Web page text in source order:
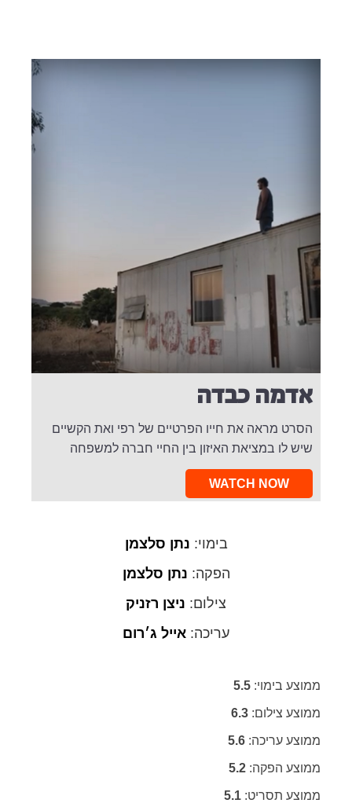
אדמה כבדה
הסרט מראה את חייו הפרטיים של רפי ואת הקשיים
שיש לו במציאת האיזון בין החיי חברה למשפחה
WATCH NOW
בימוי: נתן סלצמן
הפקה: נתן סלצמן
צילום: ניצן רזניק
עריכה: אייל ג׳רום
ממוצע בימוי: 5.5
ממוצע צילום: 6.3
ממוצע עריכה: 5.6
ממוצע הפקה: 5.2
ממוצע תסריט: 5.1